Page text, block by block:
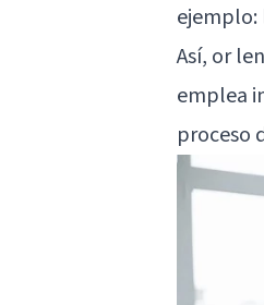
ejemplo:
Así, or
emplea
proceso